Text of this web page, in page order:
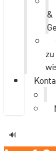
&
zu
🔊